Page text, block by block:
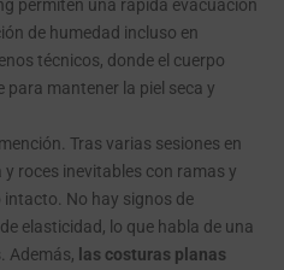
permiten una rápida evacuación
de humedad incluso en
técnicos, donde el cuerpo
mantener la piel seca y
Tras varias sesiones en
roces inevitables con ramas y
intacto. No hay signos de
elasticidad, lo que habla de una
Además, las costuras planas